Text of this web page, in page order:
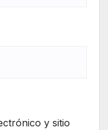
y sitio